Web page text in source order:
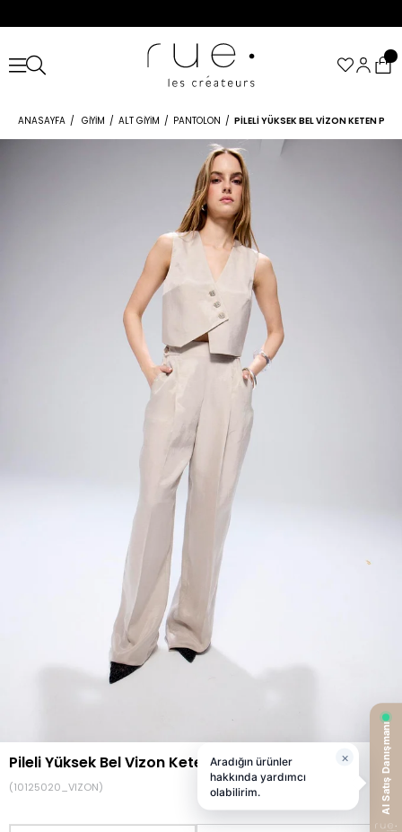
ANASAYFA GIYIM ALT GIYIM PANTOLON PILELI YÜKSEK BEL VIZON KETEN
Pileli Yüksek Bel Vizon Keten Pantolon
(10125020_VIZON)